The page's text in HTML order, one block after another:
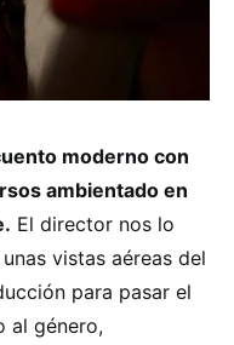
moderno con
ambientado en
El director nos lo
vistas aéreas del
para pasar el
al género,